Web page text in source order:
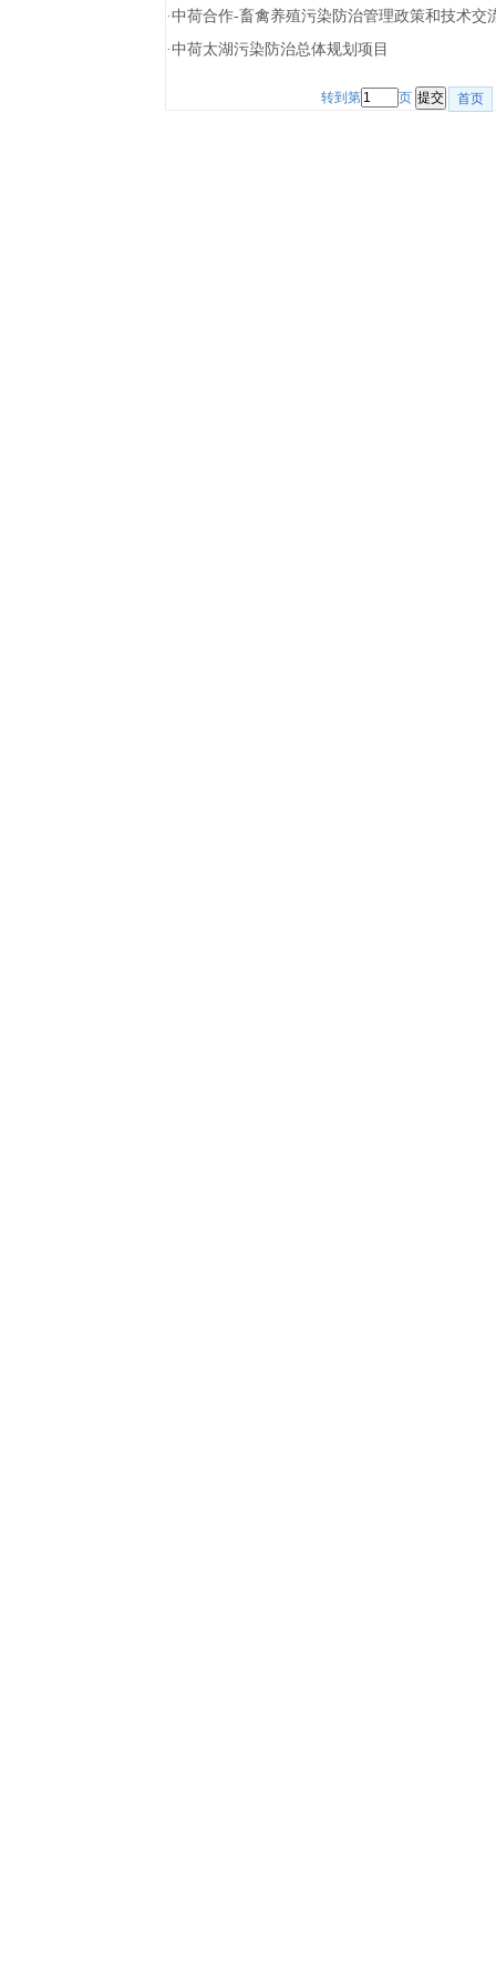
·中荷合作-畜禽养殖污染防治管理政策和技术交
·中荷太湖污染防治总体规划项目
首页
转到第 页